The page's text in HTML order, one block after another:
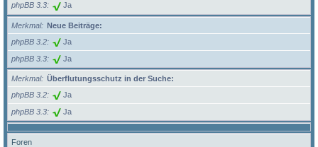
phpBB 3.3 Ja
Merkmal
Neue Beiträge:
phpBB 3.2
Ja
phpBB 3.3 Ja
Merkmal
Überflutungsschutz in der Suche:
phpBB 3.2
Ja
phpBB 3.3 Ja
Foren